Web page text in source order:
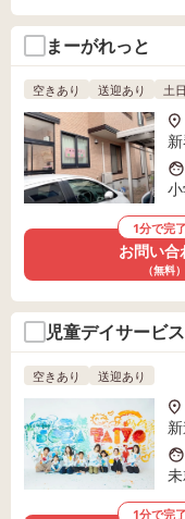
まーがれっと
空きあり 送迎あり 土
1分で完
お問い合
（無料）
児童デイサービ
空きあり 送迎あり
1分で完